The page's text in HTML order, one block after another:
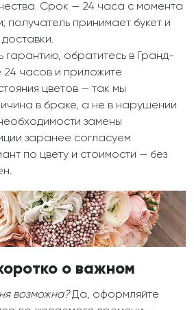
Срок — 24 часа с момента
получатель принимает букет и
гарантию, обратитесь в Гранд-
часов и приложите
цветов — так мы
в браке, а не в нарушении
замены
заранее согласуем
по цвету и стоимости — без
о важном
возможна?Да, оформляйте